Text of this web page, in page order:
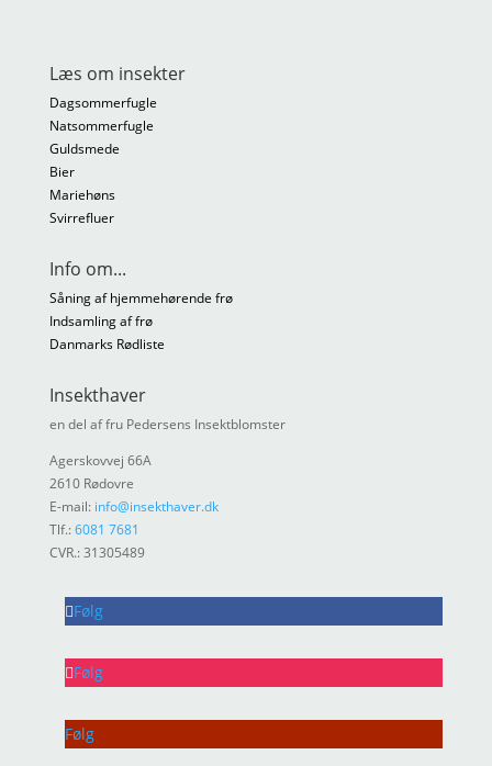
Læs om insekter
Dagsommerfugle
Natsommerfugle
Guldsmede
Bier
Mariehøns
Svirrefluer
Info om...
Såning af hjemmehørende frø
Indsamling af frø
Danmarks Rødliste
Insekthaver
en del af fru Pedersens Insektblomster
Agerskovvej 66A
2610 Rødovre
E-mail: info@insekthaver.dk
Tlf.:6081 7681
CVR.: 31305489
Følg
Følg
Følg